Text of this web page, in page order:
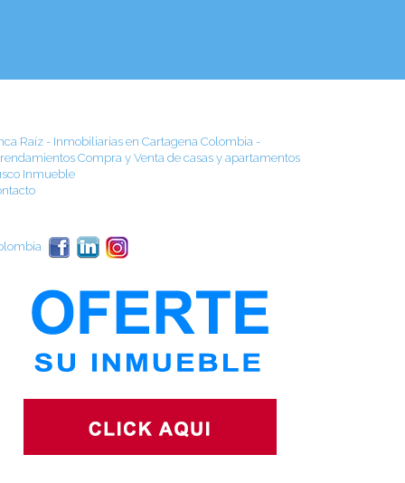
Raíz - Inmobiliarias en Cartagena Colombia -
Compra y Venta de casas y apartamentos
Inmueble